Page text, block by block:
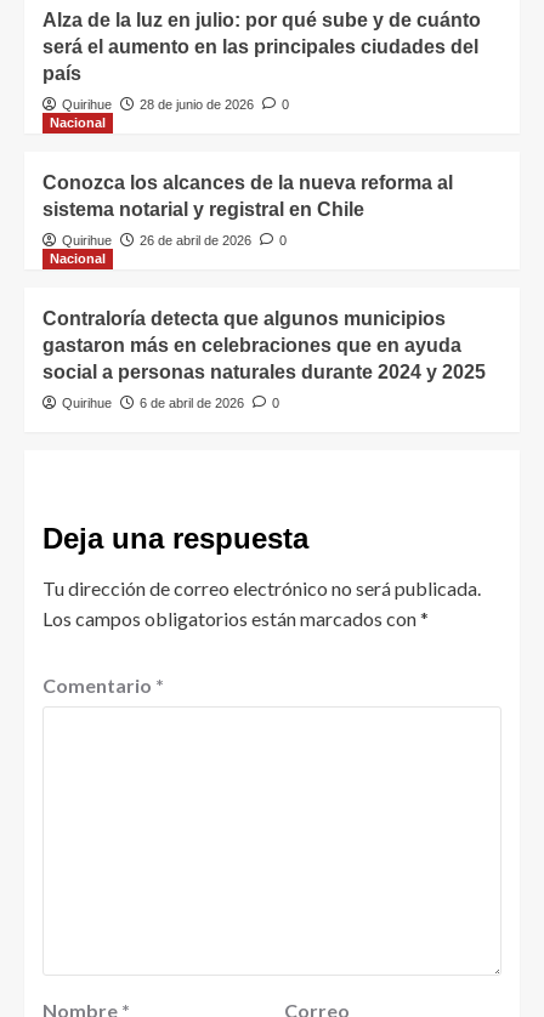
Alza de la luz en julio: por qué sube y de cuánto
será el aumento en las principales ciudades del
país
Quirihue 28 de junio de 2026
0
Nacional
Conozca los alcances de la nueva reforma al
sistema notarial y registral en Chile
Quirihue 26 de abril de 2026
0
Nacional
Contraloría detecta que algunos municipios
gastaron más en celebraciones que en ayuda
social a personas naturales durante 2024 y 2025
Quirihue 6 de abril de 2026 0
Deja una respuesta
Tu dirección de correo electrónico no será publicada.
Los campos obligatorios están marcados con*
Comentario *
Nombre * Correo